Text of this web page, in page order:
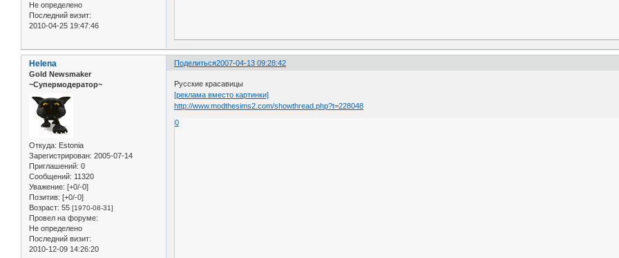
Не определено
Последний визит:
2010-04-25 19:47:46
Поделиться2007-04-13 09:28:42
Helena
Gold Newsmaker
~Супермодератор~
Откуда: Estonia
Зарегистрирован: 2005-07-14
Приглашений: 0
Сообщений: 11320
Уважение: [+0/-0]
Позитив: [+0/-0]
Возраст: 55 [1970-08-31]
Провел на форуме:
Не определено
Последний визит:
2010-12-09 14:26:20
Русские красавицы
[реклама вместо картинки]
http://www.modthesims2.com/showthread.php?t=228048
0